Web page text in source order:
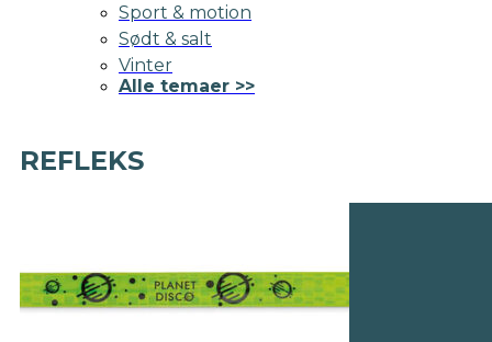
Sport & motion
Sødt & salt
Vinter
Alle temaer >>
REFLEKS